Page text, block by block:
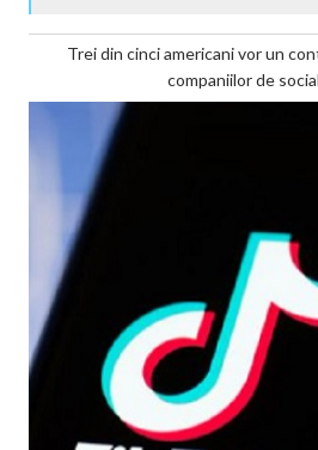
Trei din cinci americani vor un
companiilor de